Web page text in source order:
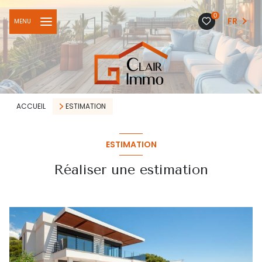
0
FR
MENU
ACCUEIL ESTIMATION
ESTIMATION
Réaliser une estimation